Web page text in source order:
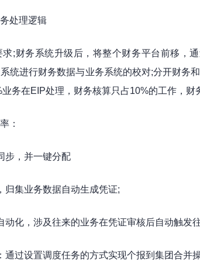
处理逻辑
;财务系统升级后，将整个财务平台前移，
统进行财务数据与业务系统的校对;分开财务
务在EIP处理，财务核算只占10%的工作，财
：
步，并一键分配
归集业务数据自动生成凭证;
化，涉及往来的业务在凭证审核后自动触发往
过设置调度任务的方式实现个报到集团合并